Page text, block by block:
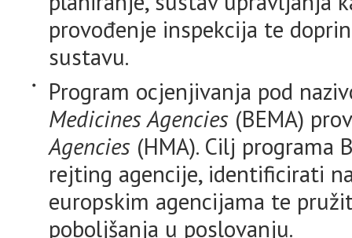
provođenje inspekcija te
sustavu.
Program ocjenjivanja pod
Medicines Agencies (BEMA)
Agencies (HMA). Cilj programa
rejting agencije, identificirati
europskim agencijama te
poboljšanja u poslovanju.